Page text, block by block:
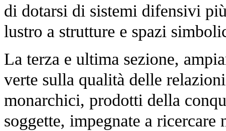
di dotarsi di sistemi difensivi
lustro a strutture e spazi
La terza e ultima sezione,
verte sulla qualità delle
monarchici, prodotti della
soggette, impegnate a